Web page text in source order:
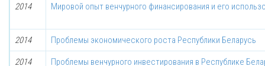
2014 Мировой опыт венчурного финансирования и его
2014 Проблемы экономического роста Республики Беларусь
2014 Проблемы венчурного инвестирования в Республике